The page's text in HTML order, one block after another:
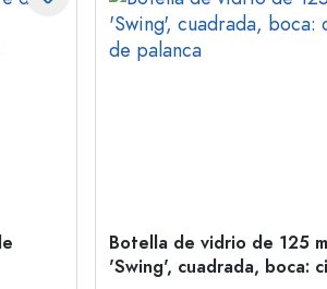
Botella de vidrio de 125
'Swing', cuadrada, boca: